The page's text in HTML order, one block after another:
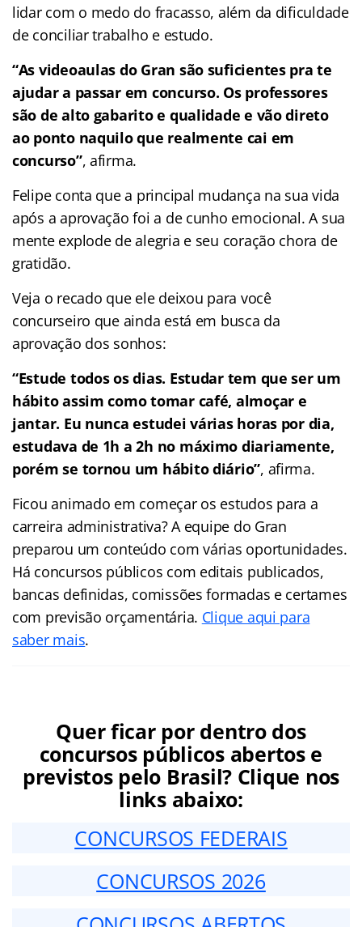
lidar com o medo do fracasso, além da dificuldade
de conciliar trabalho e estudo.
“As videoaulas do Gran são suficientes pra te
ajudar a passar em concurso. Os professores
são de alto gabarito e qualidade e vão direto
ao ponto naquilo que realmente cai em
concurso”, afirma.
Felipe conta que a principal mudança na sua vida
após a aprovação foi a de cunho emocional. A sua
mente explode de alegria e seu coração chora de
gratidão.
Veja o recado que ele deixou para você
concurseiro que ainda está em busca da
aprovação dos sonhos:
“Estude todos os dias. Estudar tem que ser um
hábito assim como tomar café, almoçar e
jantar. Eu nunca estudei várias horas por dia,
estudava de 1h a 2h no máximo diariamente,
porém se tornou um hábito diário”, afirma.
Ficou animado em começar os estudos para a
carreira administrativa? A equipe do Gran
preparou um conteúdo com várias oportunidades.
Há concursos públicos com editais publicados,
bancas definidas, comissões formadas e certames
com previsão orçamentária. Clique aqui para
saber mais.
Quer ficar por dentro dos
concursos públicos abertos e
previstos pelo Brasil? Clique nos
links abaixo:
CONCURSOS FEDERAIS
CONCURSOS 2026